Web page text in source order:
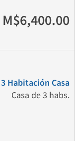
M$6,400.00
3 Habitación Casa
Casa de 3 habs.